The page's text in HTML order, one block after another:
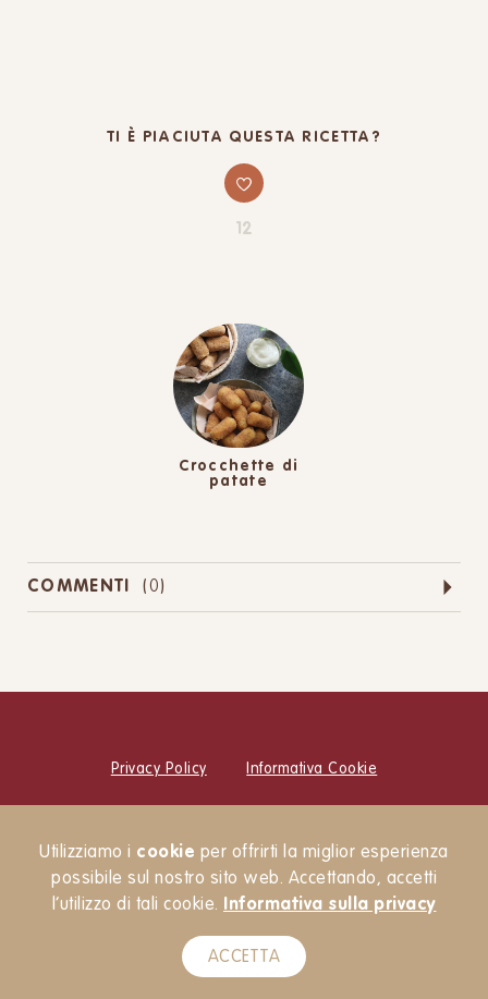
Utilizziamo i cookie per offrirti la miglior esperienza
possibile sul nostro sito web. Accettando, accetti
l’utilizzo di tali cookie. Informativa sulla privacy
ACCETTA
TI È PIACIUTA QUESTA RICETTA?
12
Crocchette di
patate
COMMENTI (0)
Privacy Policy Informativa Cookie
Newsletter